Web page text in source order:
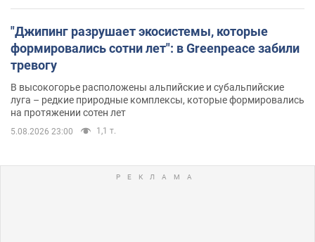
"Джипинг разрушает экосистемы, которые
формировались сотни лет": в Greenpeace забили
тревогу
В высокогорье расположены альпийские и субальпийские
луга – редкие природные комплексы, которые формировались
на протяжении сотен лет
5.08.2026 23:00 1,1 т.